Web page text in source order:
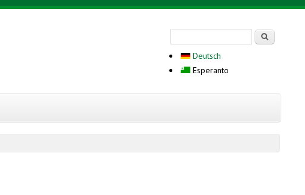
Deutsch
Esperanto